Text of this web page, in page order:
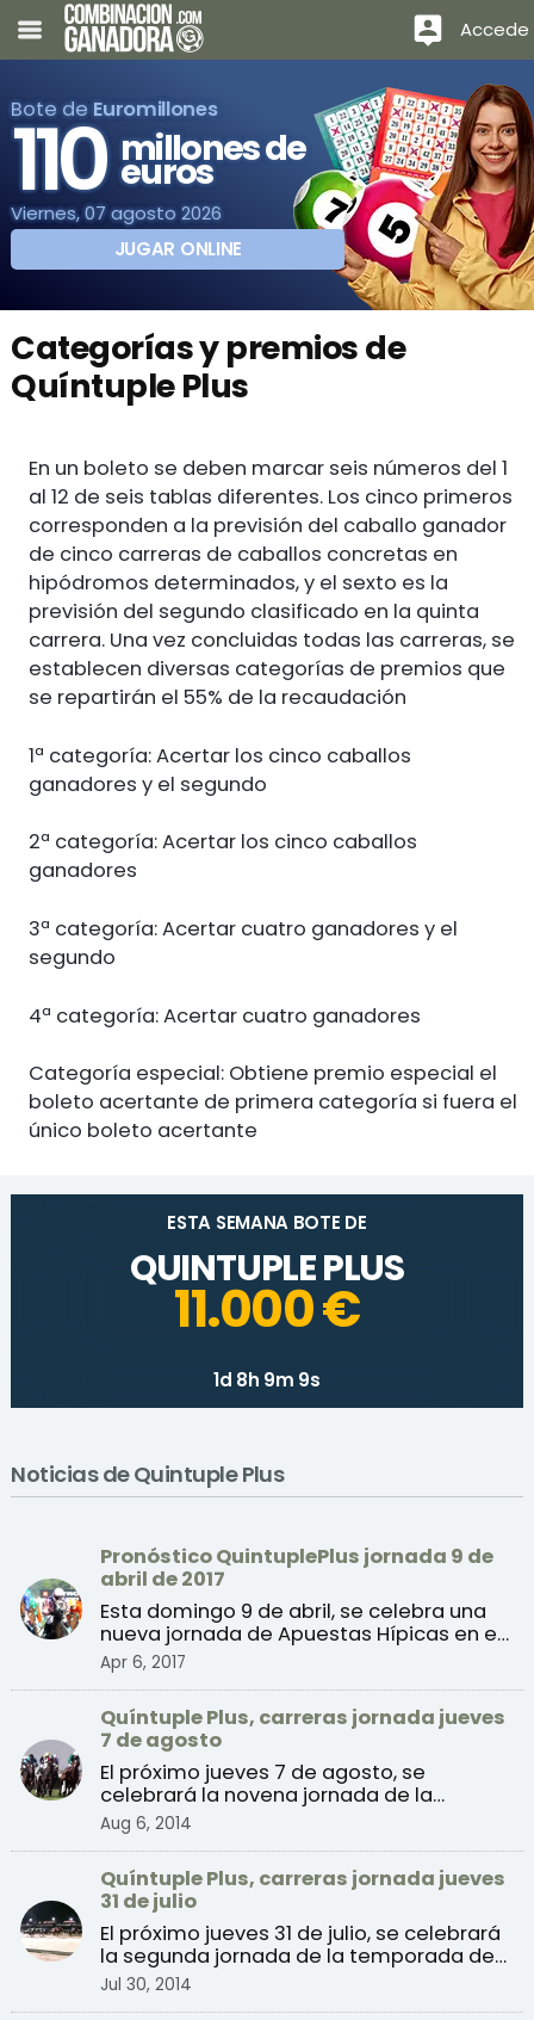
Accede
Bote de Euromillones
110 millones de
euros
Viernes, 07 agosto 2026
JUGAR ONLINE
Categorías y premios de
Quíntuple Plus
En un boleto se deben marcar seis números del 1
al 12 de seis tablas diferentes. Los cinco primeros
corresponden a la previsión del caballo ganador
de cinco carreras de caballos concretas en
hipódromos determinados, y el sexto es la
previsión del segundo clasificado en la quinta
carrera. Una vez concluidas todas las carreras, se
establecen diversas categorías de premios que
se repartirán el 55% de la recaudación
1ª categoría: Acertar los cinco caballos
ganadores y el segundo
2ª categoría: Acertar los cinco caballos
ganadores
3ª categoría: Acertar cuatro ganadores y el
segundo
4ª categoría: Acertar cuatro ganadores
Categoría especial: Obtiene premio especial el
boleto acertante de primera categoría si fuera el
único boleto acertante
ESTA SEMANA BOTE DE
QUINTUPLE PLUS
11.000 €
1d 8h 9m 9s
Noticias de Quintuple Plus
Pronóstico QuintuplePlus jornada 9 de
abril de 2017
Esta domingo 9 de abril, se celebra una
nueva jornada de Apuestas Hípicas en el
Apr 6, 2017
Quíntuple Plus, carreras jornada jueves
7 de agosto
El próximo jueves 7 de agosto, se
celebrará la novena jornada de la
Aug 6, 2014
Quíntuple Plus, carreras jornada jueves
31 de julio
El próximo jueves 31 de julio, se celebrará
la segunda jornada de la temporada de
verano 2014 de ...
Jul 30, 2014